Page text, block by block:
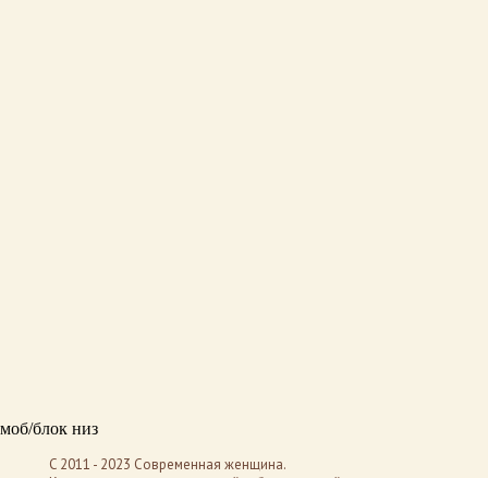
моб/блок низ
C 2011 - 2023 Современная женщина.